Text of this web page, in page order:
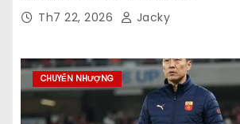
Th7 22, 2026 Jacky
CHUYỂN NHƯỢNG